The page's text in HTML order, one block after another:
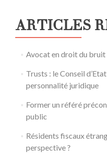
ARTICLES
Avocat en droit du bruit
Trusts : le Conseil
personnalité juridique
Former un référé
public
Résidents fiscaux
perspective ?